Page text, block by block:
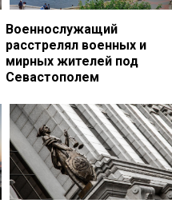
Военнослужащий
расстрелял военных и
мирных жителей под
Севастополем